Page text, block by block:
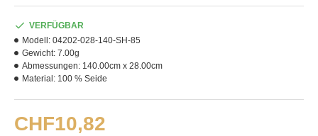
CHF10,82
VERFÜGBAR
Modell: 04202-028-140-SH-85
Gewicht: 7.00g
Abmessungen: 140.00cm x 28.00cm
Material: 100 % Seide